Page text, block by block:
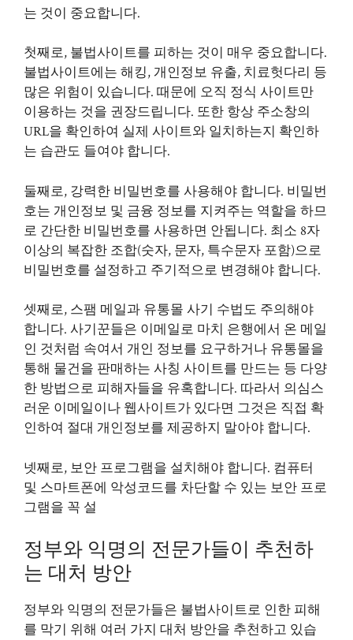
는 것이 중요합니다.
첫째로, 불법사이트를 피하는 것이 매우 중요합니다.
불법사이트에는 해킹, 개인정보 유출, 치료헛다리 등
많은 위험이 있습니다. 때문에 오직 정식 사이트만
이용하는 것을 권장드립니다. 또한 항상 주소창의
URL을 확인하여 실제 사이트와 일치하는지 확인하
는 습관도 들여야 합니다.
둘째로, 강력한 비밀번호를 사용해야 합니다. 비밀번
호는 개인정보 및 금융 정보를 지켜주는 역할을 하므
로 간단한 비밀번호를 사용하면 안됩니다. 최소 8자
이상의 복잡한 조합(숫자, 문자, 특수문자 포함)으로
비밀번호를 설정하고 주기적으로 변경해야 합니다.
셋째로, 스팸 메일과 유통몰 사기 수법도 주의해야
합니다. 사기꾼들은 이메일로 마치 은행에서 온 메일
인 것처럼 속여서 개인 정보를 요구하거나 유통몰을
통해 물건을 판매하는 사칭 사이트를 만드는 등 다양
한 방법으로 피해자들을 유혹합니다. 따라서 의심스
러운 이메일이나 웹사이트가 있다면 그것은 직접 확
인하여 절대 개인정보를 제공하지 말아야 합니다.
넷째로, 보안 프로그램을 설치해야 합니다. 컴퓨터
및 스마트폰에 악성코드를 차단할 수 있는 보안 프로
그램을 꼭 설
정부와 익명의 전문가들이 추천하
는 대처 방안
정부와 익명의 전문가들은 불법사이트로 인한 피해
를 막기 위해 여러 가지 대처 방안을 추천하고 있습